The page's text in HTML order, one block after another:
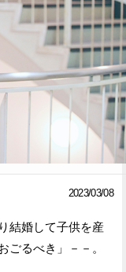
検
索
ェ
2023/03/08
結婚して子供を産
ごるべき」－－。